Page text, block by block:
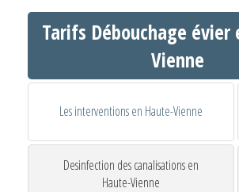
Tarifs Débouchage évier
Vienne
Les interventions en Haute-Vienne
Desinfection des canalisations en
Haute-Vienne